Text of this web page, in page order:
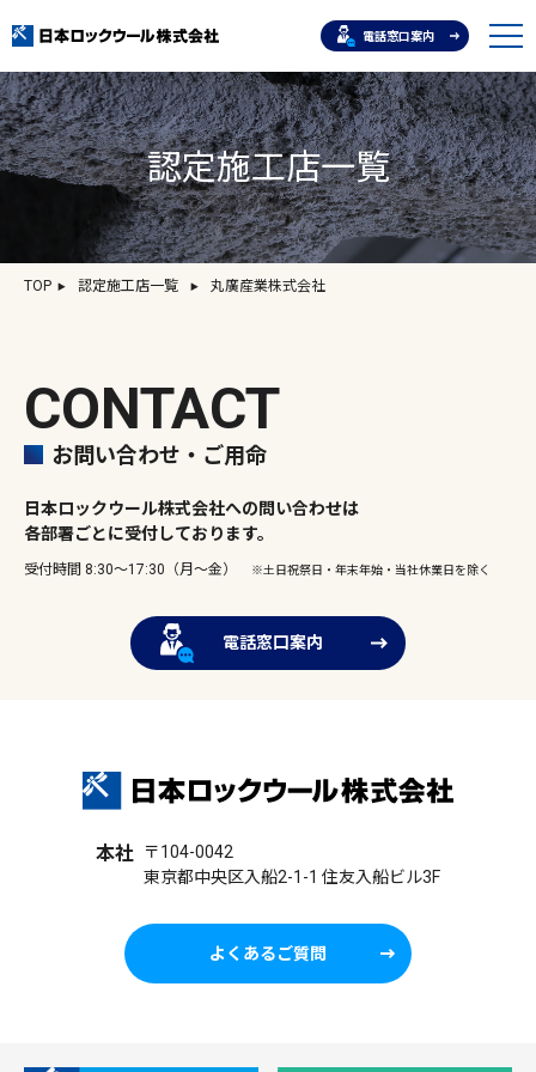
電話窓口案内
認定施工店一覧
TOP 認定施工店一覧 丸廣産業株式会社
CONTACT
お問い合わせ・ご用命
日本ロックウール株式会社への問い合わせは
各部署ごとに受付しております。
受付時間 8:30～17:30（月～金） ※土日祝祭日・年末年始・当社休業日を除く
電話窓口案内
本社
〒104-0042
東京都中央区入船2-1-1 住友入船ビル3F
よくあるご質問